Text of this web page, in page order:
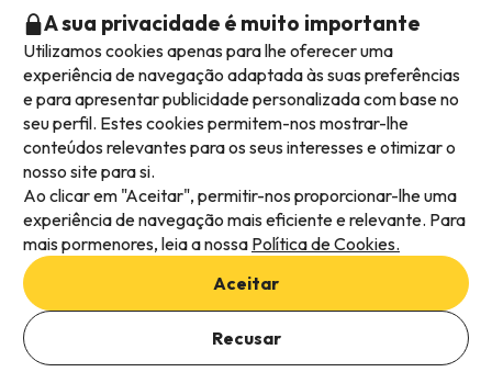
Adicionar datas para verificar a disponibilidade
Selecionar datas
Métodos de pagamento disponíveis
Termos e condições gerais
Privacidade dos dados
Política de cookies
A sua privacidade é muito importante
Utilizamos cookies apenas para lhe oferecer uma
experiência de navegação adaptada às suas preferências
e para apresentar publicidade personalizada com base no
seu perfil. Estes cookies permitem-nos mostrar-lhe
conteúdos relevantes para os seus interesses e otimizar o
nosso site para si.
Ao clicar em "Aceitar", permitir-nos proporcionar-lhe uma
experiência de navegação mais eficiente e relevante. Para
mais pormenores, leia a nossa Política de Cookies.
Aceitar
Recusar